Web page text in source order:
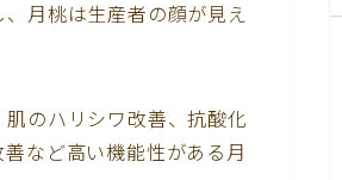
月桃は生産者の顔が見え
のハリシワ改善、抗酸化
など高い機能性がある月